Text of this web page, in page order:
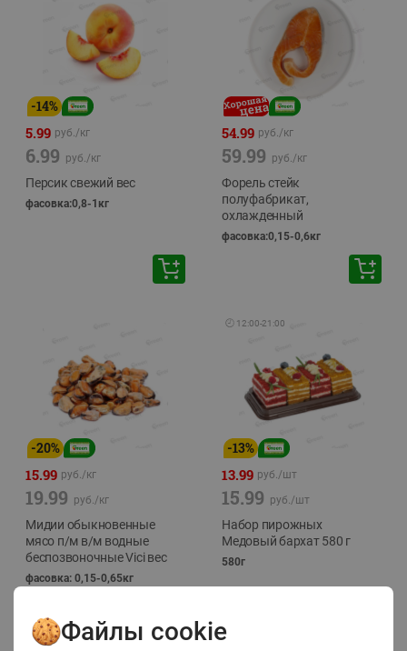
-14%
5.99 руб./кг
6.99 руб./кг
Персик свежий вес
фасовка:0,8-1кг
54.99 руб./кг
59.99 руб./кг
Форель стейк
полуфабрикат,
охлажденный
фасовка:0,15-0,6кг
-20%
15.99 руб./кг
19.99 руб./кг
Мидии обыкновенные
мясо п/м в/м водные
беспозвоночные Vici вес
фасовка: 0,15-0,65кг
🕘 12:00-21:00
-13%
13.99 руб./шт
15.99 руб./шт
Набор пирожных
Медовый бархат 580 г
580г
Файлы cookie